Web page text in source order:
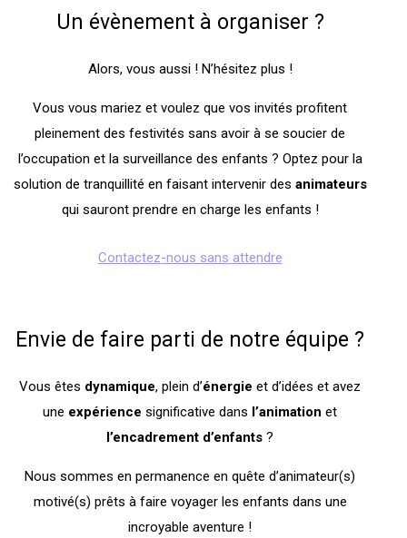
Un évènement à organiser ?
Alors, vous aussi ! N’hésitez plus !
Vous vous mariez et voulez que vos invités profitent
pleinement des festivités sans avoir à se soucier de
l’occupation et la surveillance des enfants ? Optez pour la
solution de tranquillité en faisant intervenir des animateurs
qui sauront prendre en charge les enfants !
Contactez-nous sans attendre
Envie de faire parti de notre équipe ?
Vous êtes dynamique, plein d’énergie et d’idées et avez
une expérience significative dans l’animation et
l’encadrement d’enfants ?
Nous sommes en permanence en quête d’animateur(s)
motivé(s) prêts à faire voyager les enfants dans une
incroyable aventure !